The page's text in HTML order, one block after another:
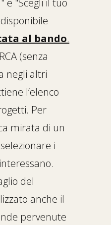
al bando.
(senza
negli altri
l’elenco
Per
mirata di un
i
del
anche il
pervenute